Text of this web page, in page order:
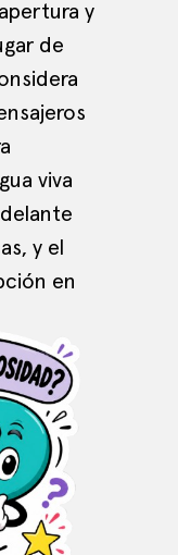
y
de
viva
y el
en